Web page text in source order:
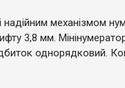
механізмом
3,8 мм.
однорядковий.